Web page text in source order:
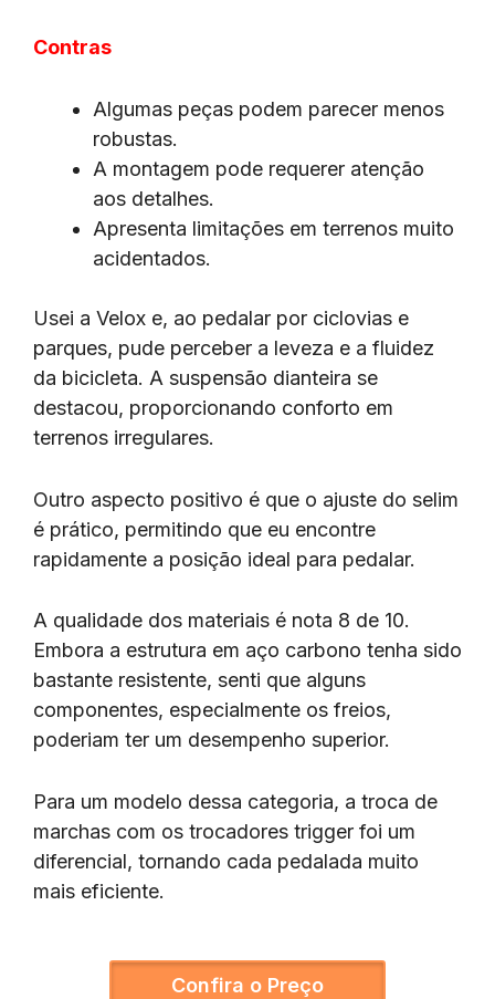
Contras
Algumas peças podem parecer menos
robustas.
A montagem pode requerer atenção
aos detalhes.
Apresenta limitações em terrenos muito
acidentados.
Usei a Velox e, ao pedalar por ciclovias e
parques, pude perceber a leveza e a fluidez
da bicicleta. A suspensão dianteira se
destacou, proporcionando conforto em
terrenos irregulares.
Outro aspecto positivo é que o ajuste do selim
é prático, permitindo que eu encontre
rapidamente a posição ideal para pedalar.
A qualidade dos materiais é nota 8 de 10.
Embora a estrutura em aço carbono tenha sido
bastante resistente, senti que alguns
componentes, especialmente os freios,
poderiam ter um desempenho superior.
Para um modelo dessa categoria, a troca de
marchas com os trocadores trigger foi um
diferencial, tornando cada pedalada muito
mais eficiente.
Confira o Preço